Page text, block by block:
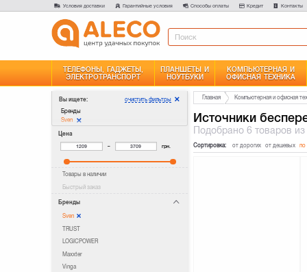
Условия доставки Гарантийные условия Способы оплаты Кредит Контакты
ТЕЛЕФОНЫ, ГАДЖЕТЫ,
ЭЛЕКТРОТРАНСПОРТ
ПЛАНШЕТЫ И
НОУТБУКИ
КОМПЬЮТЕРНАЯ И
ОФИСНАЯ ТЕХНИКА
Вы ищете:
Бренды
Sven
очистить фильтры
Цена
– грн.
Товары в наличии
Быстрый заказ
Бренды
Sven
TRUST
LOGICPOWER
Maxxter
Vinga
Главная Компьютерная и офисная
Источники
Подобрано6 товаров
Сортировка: от дорогих от дешевых по